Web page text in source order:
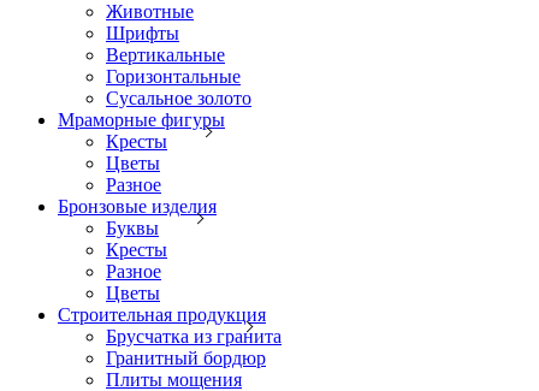
Животные
Шрифты
Вертикальные
Горизонтальные
Сусальное золото
Мраморные фигуры
Кресты
Цветы
Разное
Бронзовые изделия
Буквы
Кресты
Разное
Цветы
Строительная продукция
Брусчатка из гранита
Гранитный бордюр
Плиты мощения